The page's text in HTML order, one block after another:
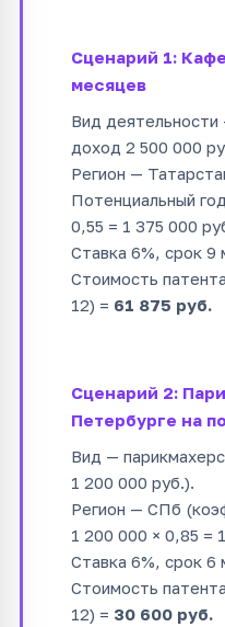
Сценарий 1:
месяцев
Вид
доход 2 500 000
Регион —
Потенциальный
0,55 = 1 375 000
Ставка 6%, срок 9
Стоимость
12) = 61 875 руб.
Сценарий 2:
Петербурге на
Вид —
1 200 000 руб.).
Регион — СПб
1 200 000 × 0,85 =
Ставка 6%, срок 6
Стоимость
12) = 30 600 руб.